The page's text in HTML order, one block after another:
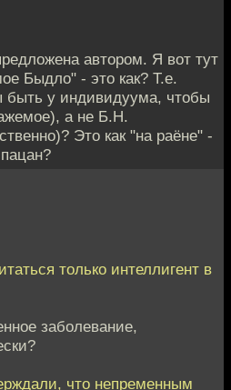
автором. Я вот тут
Быдло" - это как? Т.е.
быть у индивидуума, чтобы
а не Б.Н.
Это как "на раёне" -
только интеллигент в
заболевание,
что непременным